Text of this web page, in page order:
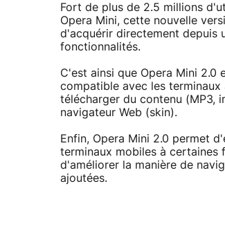
Fort de plus de 2.5 millions
Opera Mini, cette nouvelle
d'acquérir directement depuis
fonctionnalités.
C'est ainsi que Opera Mini 2.0
compatible avec les
télécharger du contenu (MP3,
navigateur Web (skin).
Enfin, Opera Mini 2.0 permet
terminaux mobiles à certaines
d'améliorer la manière de
ajoutées.